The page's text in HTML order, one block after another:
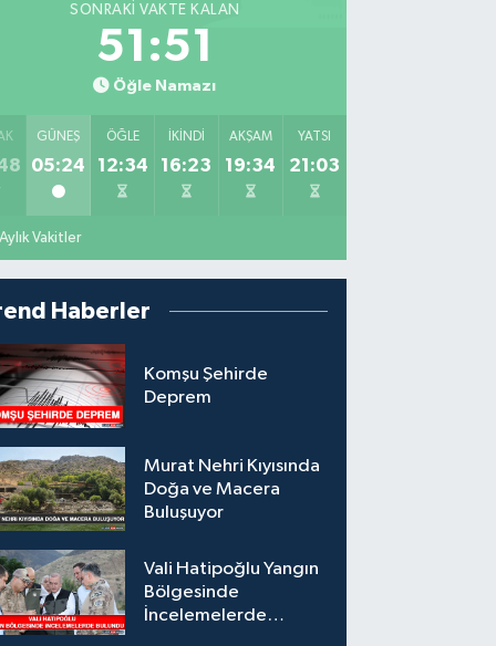
SONRAKI VAKTE KALAN
51:50
Öğle Namazı
GÜNEŞ
05:24
ÖĞLE
12:34
İKINDI
16:23
AKŞAM
19:34
YATSI
21:03
Aylık Vakitler
Haberler
Komşu Şehirde
Deprem
Murat Nehri Kıyısında
Doğa ve Macera
Buluşuyor
Vali Hatipoğlu Yangın
Bölgesinde
İncelemelerde